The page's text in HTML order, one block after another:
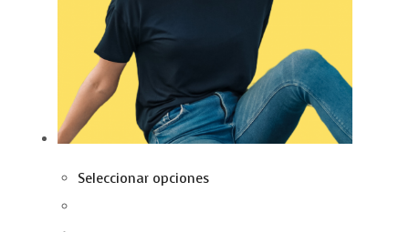
Seleccionar opciones